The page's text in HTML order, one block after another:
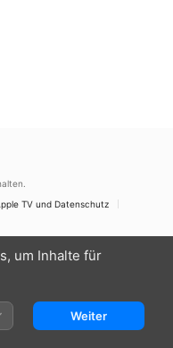
TV und Datenschutz
um Inhalte für
Weiter